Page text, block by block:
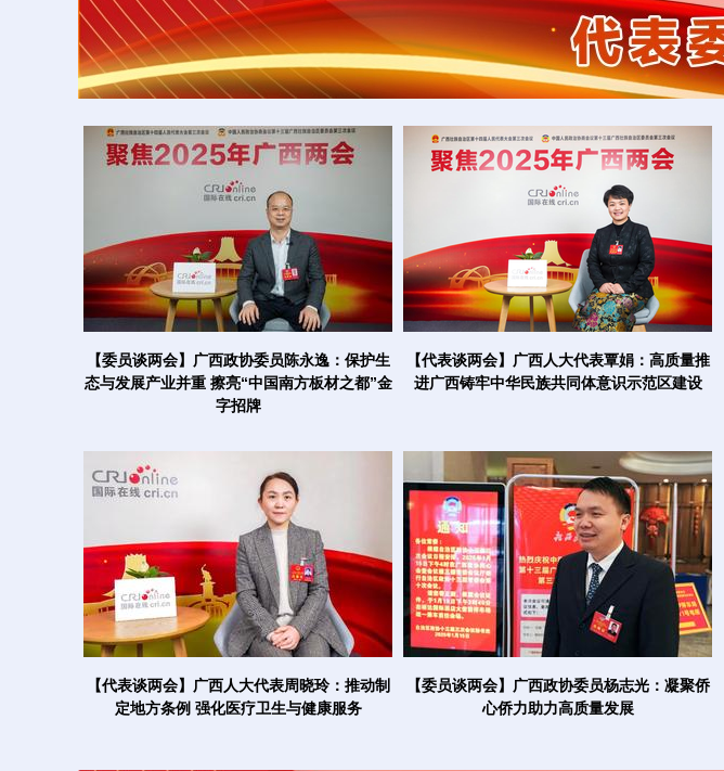
【委员谈两会】广西政协委员陈永逸：保护生
态与发展产业并重 擦亮“中国南方板材之都”金
字招牌
【代表谈两会】广西人大代表覃娟：高质量推
进广西铸牢中华民族共同体意识示范区建设
【代表谈两会】广西人大代表周晓玲：推动制
定地方条例 强化医疗卫生与健康服务
【委员谈两会】广西政协委员杨志光：凝聚侨
心侨力助力高质量发展